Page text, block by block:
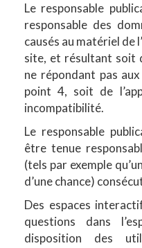
Le responsable
responsable des
causés au matériel de
site, et résultant soit
ne répondant pas
point 4, soit de
incompatibilité.
Le responsable
être tenue
(tels par exemple
d’une chance)
Des espaces
questions dans
disposition des